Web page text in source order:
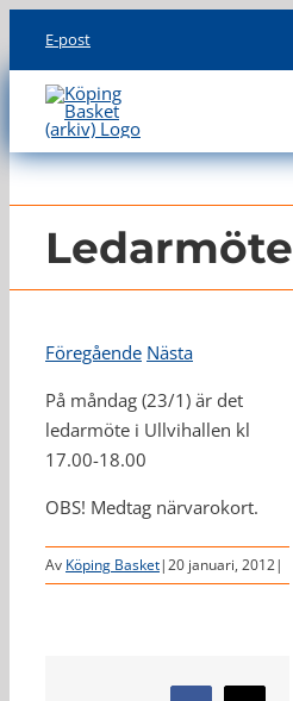
content
E-post
KLUBBEN
INFO
Ledarmöte
Föregående Nästa
På måndag (23/1) är det
ledarmöte i Ullvihallen kl
17.00-18.00
OBS! Medtag närvarokort.
Av Köping Basket|20 januari, 2012|